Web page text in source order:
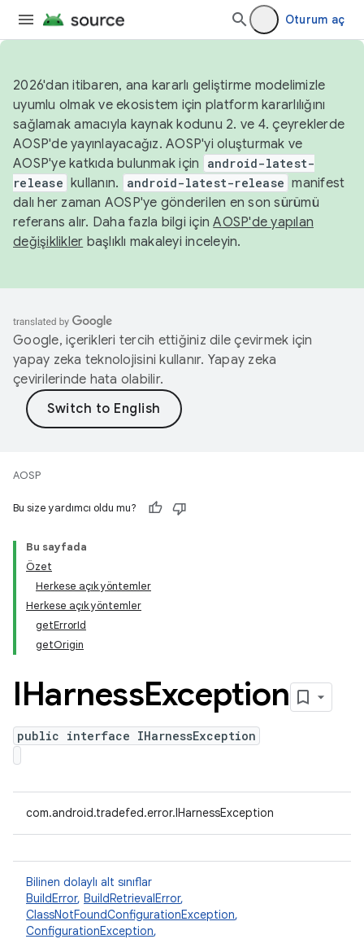
Oturum aç
2026'dan itibaren, ana kararlı geliştirme modelimizle
uyumlu olmak ve ekosistem için platform kararlılığını
sağlamak amacıyla kaynak kodunu 2. ve 4. çeyreklerde
AOSP'de yayınlayacağız. AOSP'yi oluşturmak ve
AOSP'ye katkıda bulunmak için
android-latest-
release kullanın. android-latest-release manifest
dalı her zaman AOSP'ye gönderilen en son sürümü
referans alır. Daha fazla bilgi içinAOSP'de yapılan
değişiklikler başlıklı makaleyi inceleyin.
Google, içerikleri tercih ettiğiniz dile çevirmek için
yapay zeka teknolojisini kullanır. Yapay zeka
çevirilerinde hata olabilir.
AOSP
Bu size yardımcı oldu mu?
Bu sayfada
Özet
Herkese açık yöntemler
Herkese açık yöntemler
getErrorId
getOrigin
IHarnessException
public interface IHarnessException
com.android.tradefed.error.IHarnessException
Bilinen dolaylı alt sınıflar
BuildError, BuildRetrievalError,
ClassNotFoundConfigurationException,
ConfigurationException,